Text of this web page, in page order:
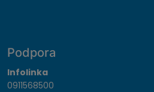
Podpora
Infolinka
0911568500